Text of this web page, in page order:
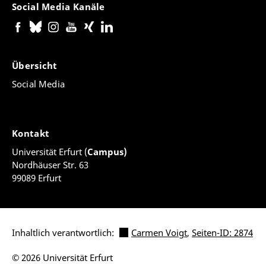
Social Media Kanäle
Übersicht
Social Media
Kontakt
Universität Erfurt (Campus)
Nordhäuser Str. 63
99089 Erfurt
Inhaltlich verantwortlich: Carmen Voigt, Seiten-ID: 2874
© 2026 Universität Erfurt